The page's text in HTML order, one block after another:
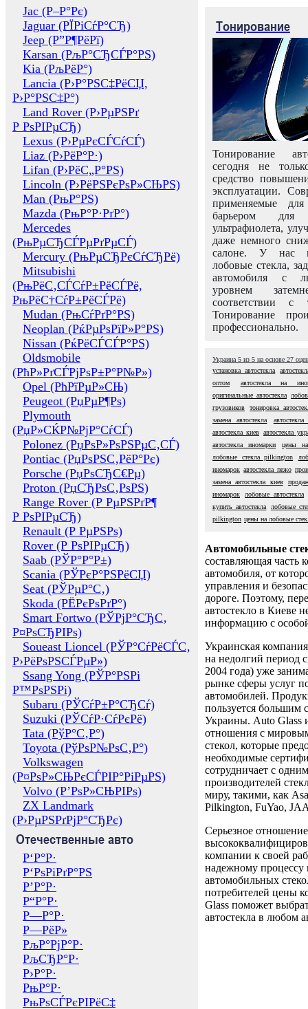
Jac (Р–Р°Рє)
Jaguar (РЇРіСѓР°СЂ)
Jeep (Р”Р¶РёРї)
Karsan (РљР°СЂСЃР°РЅ)
Kia (РљРёР°)
Lancia (Р›Р°РЅС‡РёСЏ,
Р›Р°РЅС‡Р°)
Land Rover (Р›РµРЅРґ
Р РѕРІРµСЂ)
Lexus (Р›РµРєСЃСѓСЃ)
Liaz (Р›РёР°Р·)
Lifan (Р›РёС„Р°РЅ)
Lincoln (Р›РёРЅРєРѕР»СЊРЅ)
Man (РњР°РЅ)
Mazda (РњР°Р·РґР°)
Mercedes
(РњРµСЂСЃРµРґРµСЃ)
Mercury (РњРµСЂРєСѓСЂРё)
Mitsubishi
(РњРёС‚СЃСѓР±РёСЃРё,
РњРёС†СѓР±РёСЃРё)
Mudan (РњСѓРґР°РЅ)
Neoplan (РќРµРѕРїР»Р°РЅ)
Nissan (РќРёСЃСЃР°РЅ)
Oldsmobile
(РћР»РґСЃРјРѕР±Р°Р№Р»)
Opel (РћРїРµР»СЊ)
Peugeot (РџРµР¶Рѕ)
Plymouth
(РџР»СЌР№РјР°СѓСЃ)
Polonez (РџРѕР»РѕРЅРµС‚СЃ)
Pontiac (РџРѕРЅС‚РёР°Рє)
Porsche (РџРѕСЂС€Рµ)
Proton (РџСЂРѕС‚РѕРЅ)
Range Rover (Р РµРЅРґР¶
Р РѕРІРµСЂ)
Renault (Р РµРЅРѕ)
Rover (Р РѕРІРµСЂ)
Saab (РЎР°Р°Р±)
Scania (РЎРєР°РЅРёСЏ)
Seat (РЎРµР°С‚)
Skoda (РЁРєРѕРґР°)
Smart Fortwo (РЎРјР°СЂС‚
Р¤РѕСЂРІРѕ)
Soueast Lioncel (РЎР°СѓРёСЃС‚
Р›РёРѕРЅСЃРµР»)
Ssang Yong (РЎР°РЅРі
Р™РѕРЅРі)
Subaru (РЎСѓР±Р°СЂСѓ)
Suzuki (РЎСѓР·СѓРєРё)
Tata (РўР°С‚Р°)
Toyota (РўРѕР№РѕС‚Р°)
Volkswagen
(Р¤РѕР»СЊРєСЃРІР°РіРµРЅ)
Volvo (Р’РѕР»СЊРІРѕ)
ZX Landmark
(Р›РµРЅРґРјР°СЂРє)
Отечественные авто
Р‘Р°Р·
Р‘РѕРіРґР°РЅ
Р’Р°Р·
Р“Р°Р·
Р—Р°Р·
Р—РёР»
РљР°РјР°Р·
РљСЂР°Р·
Р›Р°Р·
РњР°Р·
РњРѕСЃРєРІРёС‡
Тонирование
Тонирование
сегодня не
средство
эксплуатации.
применяемые
барьером для
ультрафиолета,
даже немного
салоне. У нас
лобовые стекла,
автомобиля с
уровнем
соответствии с
Тонирование
профессионально.
Украина 5 из 5 на основе 27
установка автостекла
оптом
автостекла на
оригинальные автостекла
грузовиков
тонировка
замена автостекла
автостекла киев автостекла
автостекла иномарки
цены на
лобовые стекла pilkington
иномарок автостекла пежо
замена автостекла киев
иномарок
лобовые автостекла
купить автостекла
лобовые
pilkington цены на лобовые
Автомобильные
составляющая часть
автомобиля, от
управления и
дороге. Поэтому,
автостекло в Киеве
информацию с
Украинская
на недолгий период
2004 года) уже
рынке сферы услуг
автомобилей.
пользуется большим
Украины. Auto Glass
отношения с
стекол, которые
необходимые
сотрудничает с
производителей
миру, такими, как
Pilkington, FuYao,
Серьезное отношение
компании к своей
надежному процессу
автомобильных
потребителей цены
Glass поможет
автостекла в любом